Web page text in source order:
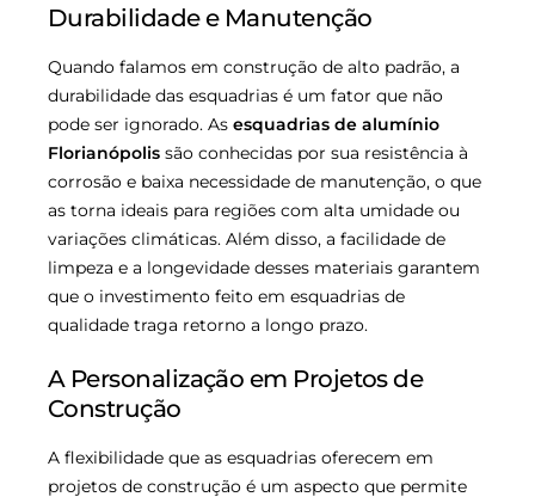
Durabilidade e Manutenção
Quando falamos em construção de alto padrão, a
durabilidade das esquadrias é um fator que não
pode ser ignorado. As esquadrias de alumínio
Florianópolis são conhecidas por sua resistência à
corrosão e baixa necessidade de manutenção, o que
as torna ideais para regiões com alta umidade ou
variações climáticas. Além disso, a facilidade de
limpeza e a longevidade desses materiais garantem
que o investimento feito em esquadrias de
qualidade traga retorno a longo prazo.
A Personalização em Projetos de
Construção
A flexibilidade que as esquadrias oferecem em
projetos de construção é um aspecto que permite